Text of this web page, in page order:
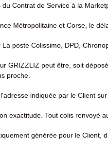
du Contrat de Service à la
Métropolitaine et Corse, le
poste Colissimo, DPD,
GRIZZLIZ peut être, soit
proche.
indiquée par le Client
exactitude. Tout colis renvoyé
générée pour le Client,